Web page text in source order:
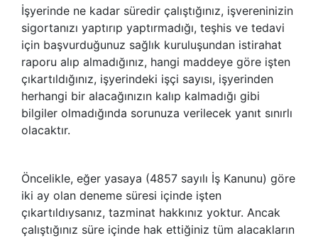
İşyerinde ne kadar süredir çalıştığınız, işvereninizin
sigortanızı yaptırıp yaptırmadığı, teşhis ve tedavi
için başvurduğunuz sağlık kuruluşundan istirahat
raporu alıp almadığınız, hangi maddeye göre işten
çıkartıldığınız, işyerindeki işçi sayısı, işyerinden
herhangi bir alacağınızın kalıp kalmadığı gibi
bilgiler olmadığında sorunuza verilecek yanıt sınırlı
olacaktır.
Öncelikle, eğer yasaya (4857 sayılı İş Kanunu) göre
iki ay olan deneme süresi içinde işten
çıkartıldıysanız, tazminat hakkınız yoktur. Ancak
çalıştığınız süre içinde hak ettiğiniz tüm alacakların